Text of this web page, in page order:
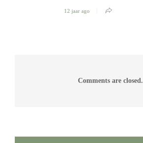
12 jaar ago
Comments are closed.